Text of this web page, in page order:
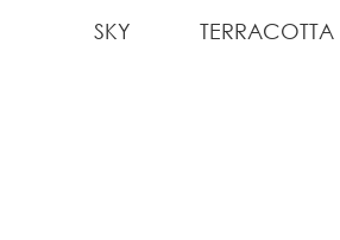
SKY TERRACOTTA